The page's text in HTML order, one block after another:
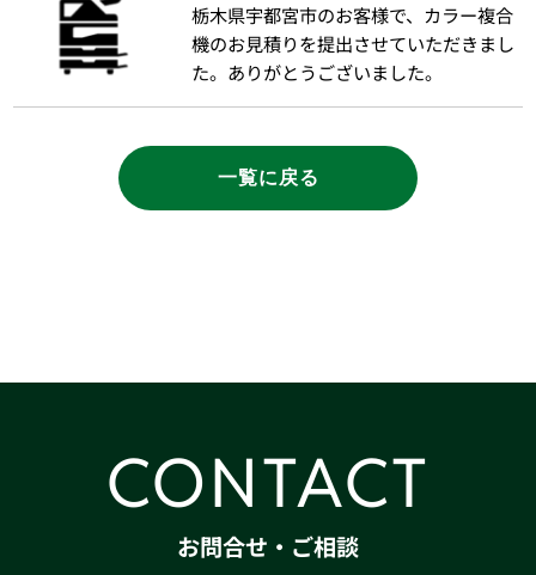
栃木県宇都宮市のお客様で、カラー複合
機のお見積りを提出させていただきまし
た。ありがとうございました。
一覧に戻る
CONTACT
お問合せ・ご相談